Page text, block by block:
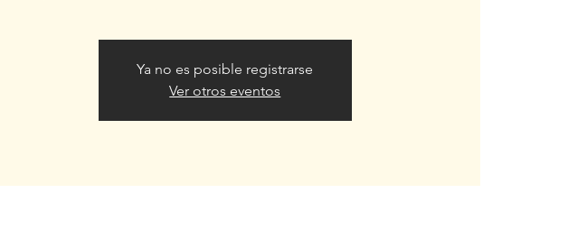
Ya no es posible registrarse
Ver otros eventos